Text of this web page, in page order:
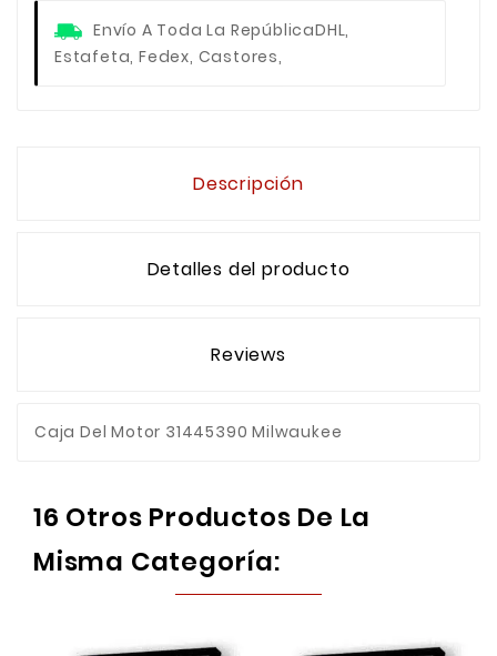
Envío A Toda La RepúblicaDHL,
Estafeta, Fedex, Castores,
Descripción
Detalles del producto
Reviews
Caja Del Motor 31445390 Milwaukee
16 Otros Productos De La
Misma Categoría: